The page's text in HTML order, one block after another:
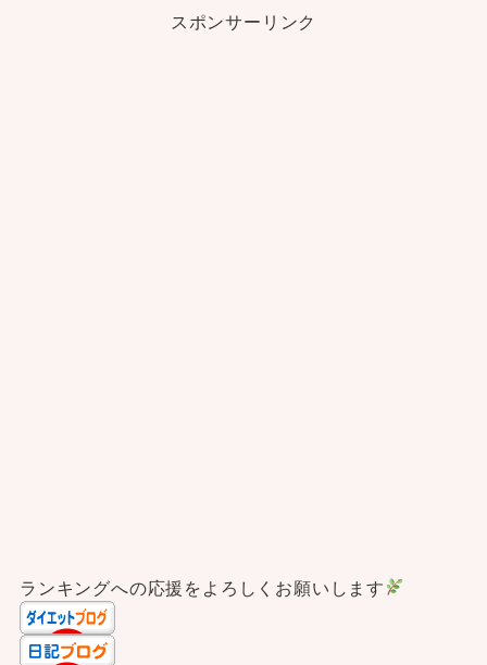
スポンサーリンク
ランキングへの応援をよろしくお願いします